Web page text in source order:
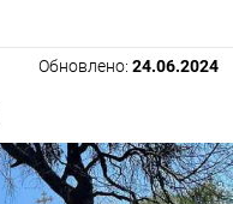
Обновлено: 24.06.2024